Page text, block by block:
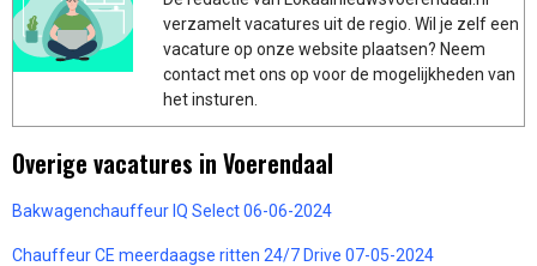
verzamelt vacatures uit de regio. Wil je zelf een
vacature op onze website plaatsen? Neem
contact met ons op voor de mogelijkheden van
het insturen.
Overige vacatures in Voerendaal
Bakwagenchauffeur IQ Select 06-06-2024
Chauffeur CE meerdaagse ritten 24/7 Drive 07-05-2024